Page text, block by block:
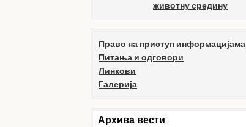
животну средину
Право на приступ информацијама
Питања и одговори
Линкови
Галерија
Архива вести